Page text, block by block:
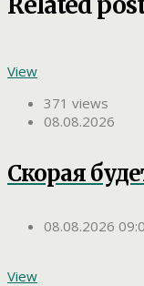
View
371 views
08.08.2026
Скорая
08.08.2026
View